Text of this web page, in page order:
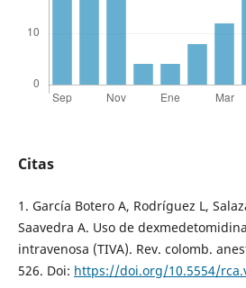
Citas
1. García Botero A, Rodríguez L,
Saavedra A. Uso de
intravenosa (TIVA). Rev. colomb.
526. Doi: https://doi.org/10.5554/